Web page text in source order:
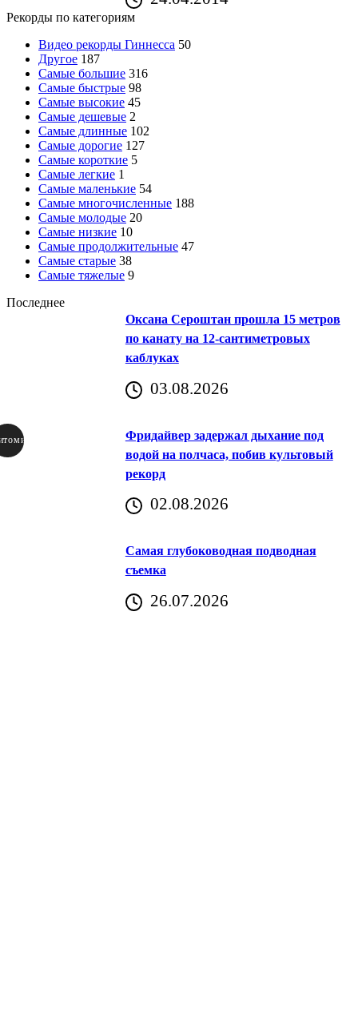
Рекорды по категориям
Видео рекорды Гиннесса 50
Другое 187
Самые большие 316
Самые быстрые 98
Самые высокие 45
Самые дешевые 2
Самые длинные 102
Самые дорогие 127
Самые короткие 5
Самые легкие 1
Самые маленькие 54
Самые многочисленные 188
Самые молодые 20
Самые низкие 10
Самые продолжительные 47
Самые старые 38
Самые тяжелые 9
Последнее
Оксана Сероштан прошла 15 метров
по канату на 12-сантиметровых
каблуках
03.08.2026
Фридайвер задержал дыхание под
водой на полчаса, побив культовый
рекорд
02.08.2026
Самая глубоководная подводная
съемка
26.07.2026